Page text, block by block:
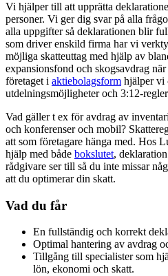
Vi hjälper till att upprätta
personer. Vi ger dig svar på alla
alla uppgifter så deklarationen blir
som driver enskild firma har vi
möjliga skatteuttag med hjälp av
expansionsfond och skogsavdrag
företaget i aktiebolagsform hjälper vi
utdelningsmöjligheter och 3:12-
Vad gäller t ex för avdrag av
och konferenser och mobil?
att som företagare hänga med. Hos
hjälp med både bokslutet,
rådgivare ser till så du inte missar
att du optimerar din skatt.
Vad du får
En fullständig och korrekt
Optimal hantering av avdrag
Tillgång till specialister som
lön, ekonomi och skatt.